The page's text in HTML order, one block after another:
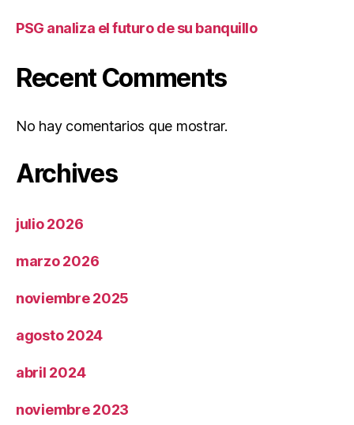
PSG analiza el futuro de su banquillo
Recent Comments
No hay comentarios que mostrar.
Archives
julio 2026
marzo 2026
noviembre 2025
agosto 2024
abril 2024
noviembre 2023